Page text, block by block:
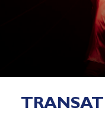
TRANSAT